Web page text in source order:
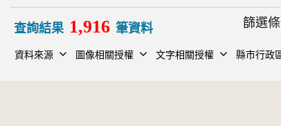
查詢結果 1,916 筆資料 篩選
資料來源 圖像相關授權 文字相關授權 縣市行政